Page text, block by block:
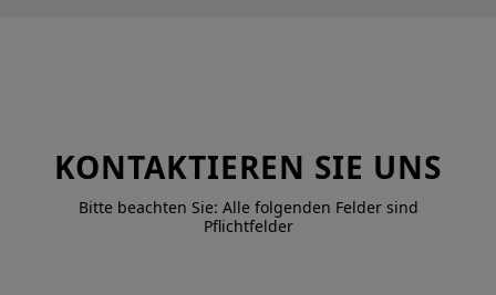
KONTAKTIEREN SIE UNS
Bitte beachten Sie: Alle folgenden Felder sind
Pflichtfelder